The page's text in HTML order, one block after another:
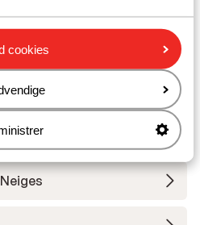
cookies
Val Claret
Le Lodge des Neiges